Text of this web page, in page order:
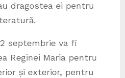
dragostea ei pentru
septembrie va fi
Reginei Maria pentru
și exterior, pentru